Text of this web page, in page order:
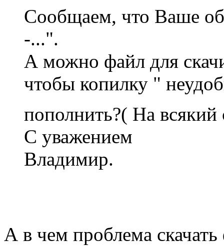
Сообщаем, что Ваше
-...".
А можно файл для
чтобы копилку "
пополнить?( На
С уважением
Владимир.
А в чем проблема